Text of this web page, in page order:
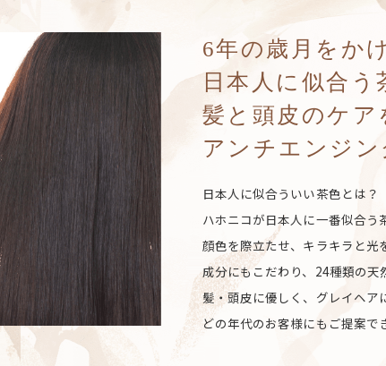
6年の歳月をか
日本人に似合う
髪と頭皮のケア
アンチエンジン
日本人に似合ういい茶色とは？
ハホニコが日本人に一番似合う
顔色を際立たせ、キラキラと光
成分にもこだわり、24種類の
髪・頭皮に優しく、グレイヘア
どの年代のお客様にもご提案で